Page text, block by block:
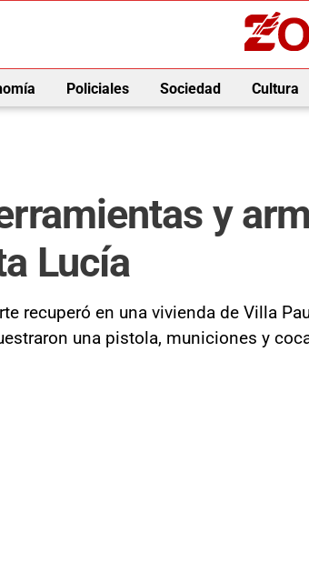
Policiales Sociedad Cultura
y
Lucía
recuperó en una vivienda de Villa
una pistola, municiones y